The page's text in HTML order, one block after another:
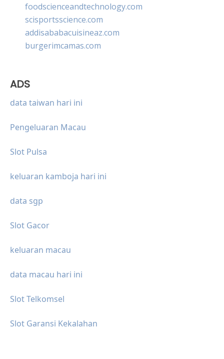
foodscienceandtechnology.com
scisportsscience.com
addisababacuisineaz.com
burgerimcamas.com
ADS
data taiwan hari ini
Pengeluaran Macau
Slot Pulsa
keluaran kamboja hari ini
data sgp
Slot Gacor
keluaran macau
data macau hari ini
Slot Telkomsel
Slot Garansi Kekalahan